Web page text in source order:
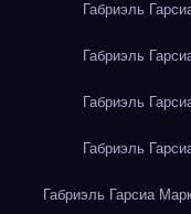
Габриэль
Габриэль
Габриэль
Габриэль
Габриэль Гарсиа